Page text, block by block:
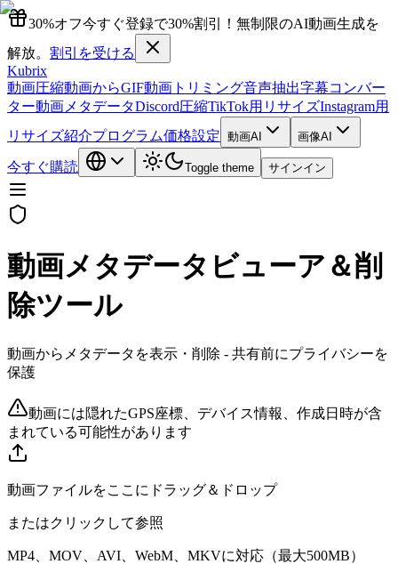
30%オフ今すぐ登録で30%割引！無制限のAI動画生成を
解放。 割引を受ける
Kubrix
動画圧縮動画からGIF動画トリミング音声抽出字幕コンバー
ター動画メタデータDiscord圧縮TikTok用リサイズInstagram用
リサイズ紹介プログラム価格設定 動画AI 画像AI
今すぐ購読 Toggle theme サインイン
動画メタデータビューア＆削
除ツール
動画からメタデータを表示・削除 - 共有前にプライバシーを
保護
動画には隠れたGPS座標、デバイス情報、作成日時が含
まれている可能性があります
動画ファイルをここにドラッグ＆ドロップ
またはクリックして参照
MP4、MOV、AVI、WebM、MKVに対応（最大500MB）